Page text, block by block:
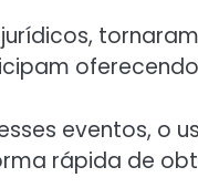
eventos, o
rápida de